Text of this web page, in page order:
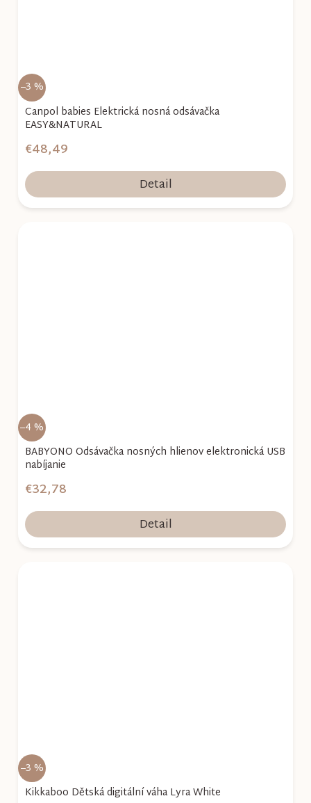
–3 %
Canpol babies Elektrická nosná odsávačka
EASY&NATURAL
€48,49
Detail
–4 %
BABYONO Odsávačka nosných hlienov elektronická USB
nabíjanie
€32,78
Detail
–3 %
Kikkaboo Dětská digitální váha Lyra White